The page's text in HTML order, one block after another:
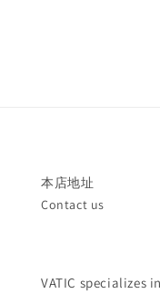
本店地址
Contact us
VATIC specializes